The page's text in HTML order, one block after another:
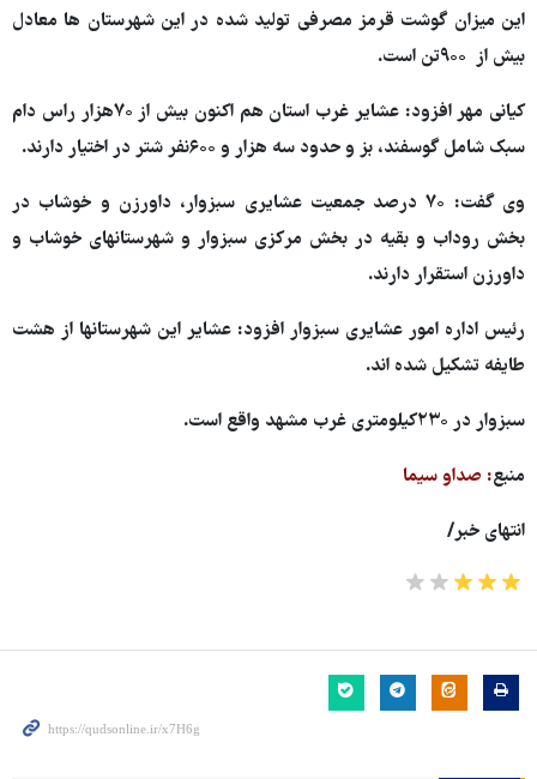
این میزان گوشت قرمز مصرفی تولید شده در این شهرستان ها معادل
بیش از ۹۰۰تن است.
کیانی مهر افزود: عشایر غرب استان هم اکنون بیش از ۷۰هزار راس دام
سبک شامل گوسفند، بز و حدود سه هزار و ۶۰۰نفر شتر در اختیار دارند.
وی گفت: ۷۰ درصد جمعیت عشایری سبزوار، داورزن و خوشاب در
بخش روداب و بقیه در بخش مرکزی سبزوار و شهرستانهای خوشاب و
داورزن استقرار دارند.
رئیس اداره امور عشایری سبزوار افزود: عشایر این شهرستانها از هشت
طایفه تشکیل شده اند.
سبزوار در ۲۳۰کیلومتری غرب مشهد واقع است.
منبع: صداو سیما
انتهای خبر/